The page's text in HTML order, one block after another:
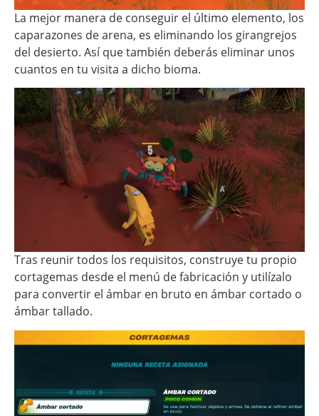
La mejor manera de conseguir el último elemento, los
caparazones de arena, es eliminando los girangrejos
del desierto. Así que también deberás eliminar unos
cuantos en tu visita a dicho bioma.
Tras reunir todos los requisitos, construye tu propio
cortagemas desde el menú de fabricación y utilízalo
para convertir el ámbar en bruto en ámbar cortado o
ámbar tallado.